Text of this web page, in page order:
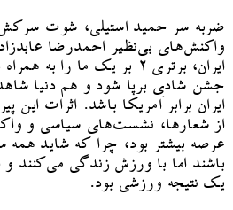
ضربه سر حمید استیلی، شوت سرکش
واکنش‌های بی‌نظیر احمدرضا
ایران، برتری ۲ بر یک ما را
جشن شادی برپا شود و هم دنیا شاهد
ایران برابر آمریکا باشد. اثرات
از شعارها، نشست‌های سیاسی و
عرصه بیشتر بود، چرا که شاید
باشند اما با ورزش زندگی می‌کنند و
یک نتیجه ورزشی بود.